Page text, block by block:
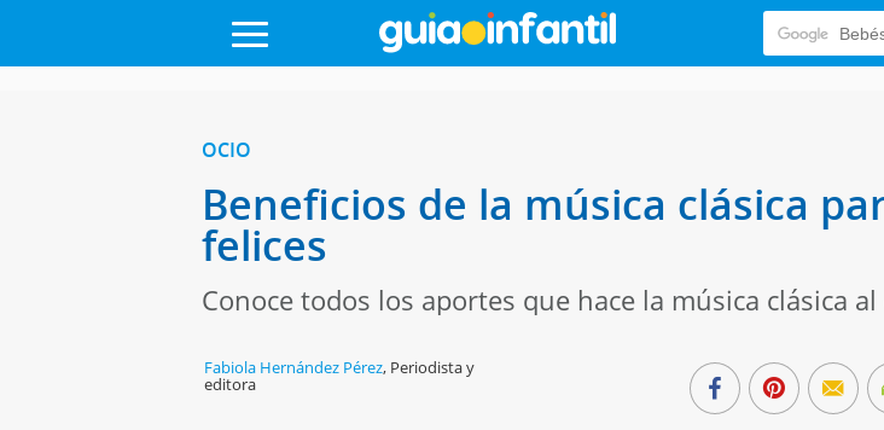
OCIO
Beneficios de la música clásica
felices
Conoce todos los aportes que hace la música clásica
Fabiola Hernández Pérez, Periodista y
editora